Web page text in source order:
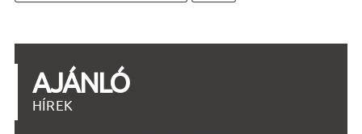
AJÁNLÓ
HÍREK